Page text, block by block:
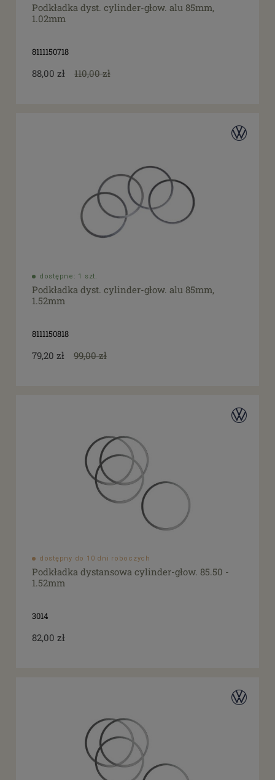
Podkładka dyst. cylinder-głow. alu 85mm,
1.02mm
8111150718
88,00 zł 110,00 zł
dostępne: 1 szt.
Podkładka dyst. cylinder-głow. alu 85mm,
1.52mm
8111150818
79,20 zł 99,00 zł
dostępny do 10 dni roboczych
Podkładka dystansowa cylinder-głow. 85.50 -
1.52mm
3014
82,00 zł